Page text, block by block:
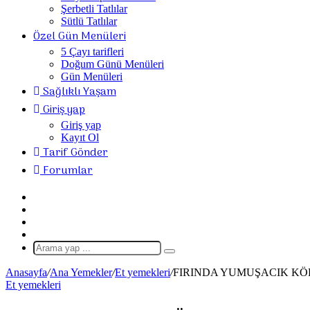
Şerbetli Tatlılar
Sütlü Tatlılar
Özel Gün Menüleri
5 Çayı tarifleri
Doğum Günü Menüleri
Gün Menüleri
Sağlıklı Yaşam
Giriş yap
Giriş yap
Kayıt Ol
Tarif Gönder
Forumlar
görünümü
değiştir
Arama
yap
...
Anasayfa/Ana Yemekler/Et yemekleri/FIRINDA YUMUŞACIK
Et yemekleri